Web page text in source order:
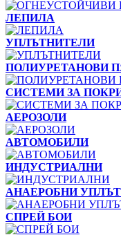
ЛЕПИЛА
УПЛЪТНИТЕЛИ
ПОЛИУРЕТАНОВИ
СИСТЕМИ ЗА
АЕРОЗОЛИ
АВТОМОБИЛИ
ИНДУСТРИАЛНИ
АНАЕРОБНИ
СПРЕЙ БОИ